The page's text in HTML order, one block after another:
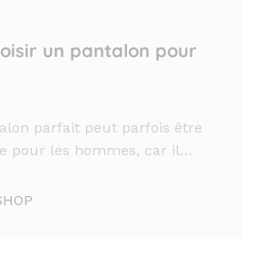
un pantalon pour
parfait peut parfois être
pour les hommes, car il…